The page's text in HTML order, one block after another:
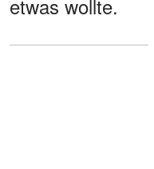
etwas wollte.